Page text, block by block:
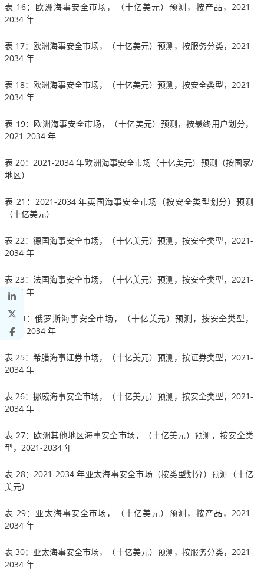
表 16：欧洲海事安全市场，（十亿美元）预测，按产品，2021-
2034 年
表 17：欧洲海事安全市场，（十亿美元）预测，按服务分类，2021-
2034 年
表 18：欧洲海事安全市场，（十亿美元）预测，按安全类型，2021-
2034 年
表 19：欧洲海事安全市场，（十亿美元）预测，按最终用户划分，
2021-2034 年
表 20：2021-2034 年欧洲海事安全市场（十亿美元）预测（按国家/
地区）
表 21：2021-2034 年英国海事安全市场（按安全类型划分）预测
（十亿美元）
表 22：德国海事安全市场，（十亿美元）预测，按安全类型，2021-
2034 年
表 23：法国海事安全市场，（十亿美元）预测，按安全类型，2021-
2034 年
表 24：俄罗斯海事安全市场，（十亿美元）预测，按安全类型，
2021-2034 年
表 25：希腊海事证券市场，（十亿美元）预测，按证券类型，2021-
2034 年
表 26：挪威海事安全市场，（十亿美元）预测，按安全类型，2021-
2034 年
表 27：欧洲其他地区海事安全市场，（十亿美元）预测，按安全类
型，2021-2034 年
表 28：2021-2034 年亚太海事安全市场（按类型划分）预测（十亿
美元）
表 29：亚太海事安全市场，（十亿美元）预测，按产品，2021-
2034 年
表 30：亚太海事安全市场，（十亿美元）预测，按服务分类，2021-
2034 年